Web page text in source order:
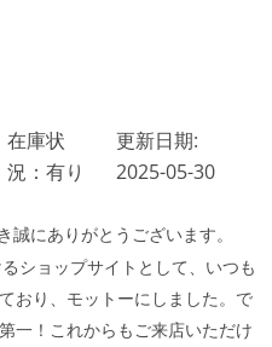
在庫状
況：有り
更新日期:
2025-05-30
にありがとうございます。
ショップサイトとして、いつも
おり、モットーにしました。で
一！これからもご来店いただけ